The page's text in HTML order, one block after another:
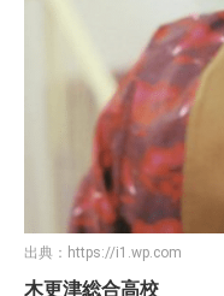
出典： https://i1.wp.com
木更津総合高校